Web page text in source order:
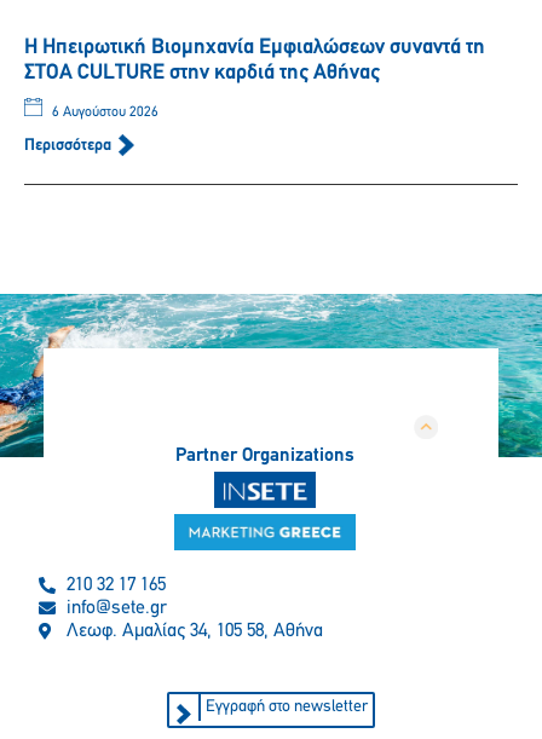
Η Ηπειρωτική Βιομηχανία Εμφιαλώσεων συναντά τη
ΣΤΟΑ CULTURE στην καρδιά της Αθήνας
6 Αυγούστου 2026
Περισσότερα
Partner Organizations
210 32 17 165
info@sete.gr
Λεωφ. Αμαλίας 34, 105 58, Αθήνα
Εγγραφή στο newsletter